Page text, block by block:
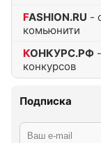
FASHION.RU -
комьюнити
КОНКУРС.РФ
конкурсов
Подписка